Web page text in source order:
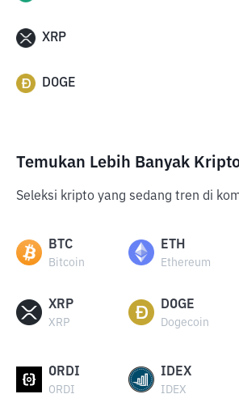
XRP
DOGE
Temukan Lebih Banyak
Seleksi kripto yang sedang tren di
BTC
Bitcoin
ETH
Ethereum
XRP
XRP
DOGE
Dogecoin
ORDI
ORDI
IDEX
IDEX